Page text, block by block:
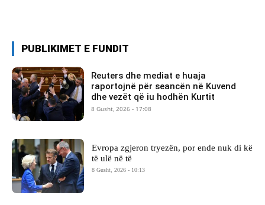
PUBLIKIMET E FUNDIT
Reuters dhe mediat e huaja
raportojnë për seancën në Kuvend
dhe vezët që iu hodhën Kurtit
8 Gusht, 2026 - 17:08
Evropa zgjeron tryezën, por ende nuk di kë
të ulë në të
8 Gusht, 2026 - 10:13